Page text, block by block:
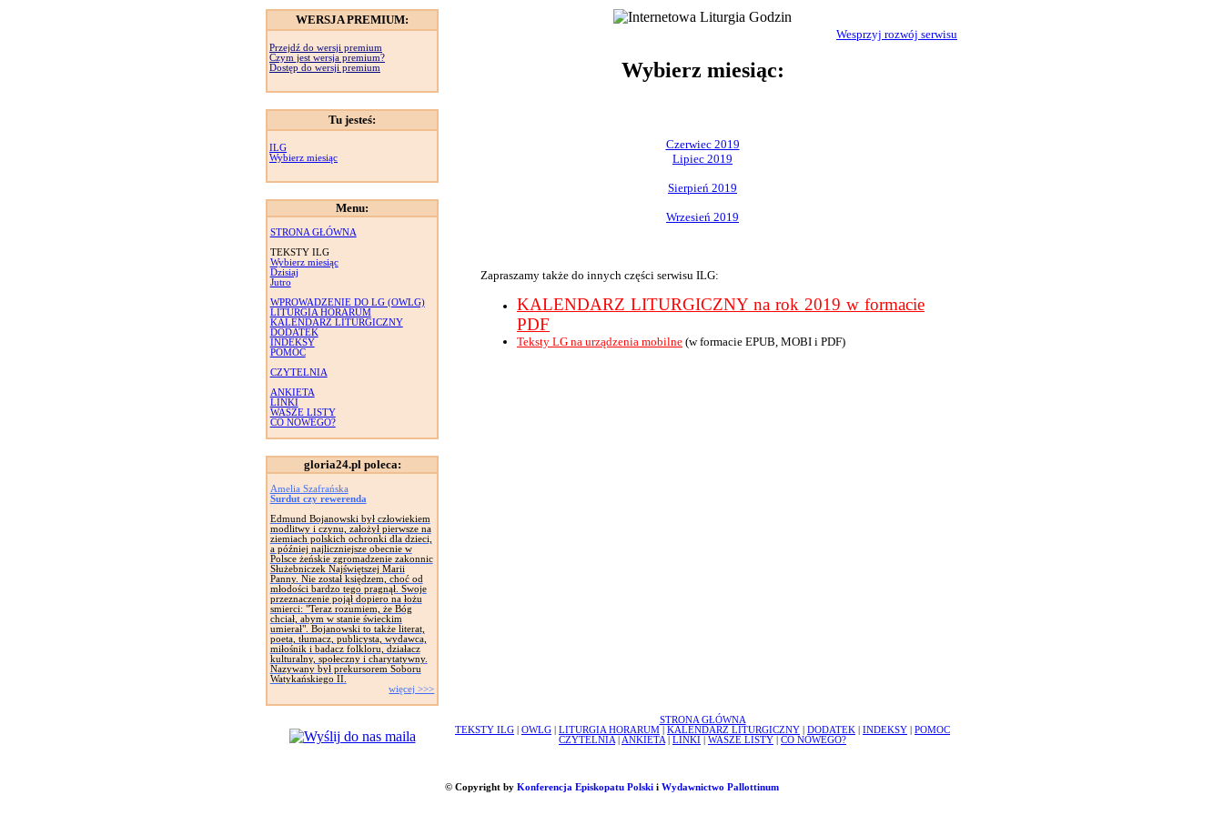
WERSJA PREMIUM:
Przejdź do wersji premium
Czym jest wersja premium?
Dostęp do wersji premium
Tu jesteś:
ILG
Wybierz miesiąc
Menu:
STRONA GŁÓWNA
TEKSTY ILG
Wybierz miesiąc
Dzisiaj
Jutro
WPROWADZENIE DO LG (OWLG)
LITURGIA HORARUM
KALENDARZ LITURGICZNY
DODATEK
INDEKSY
POMOC
CZYTELNIA
ANKIETA
LINKI
WASZE LISTY
CO NOWEGO?
gloria24.pl poleca:
Amelia Szafrańska
Surdut czy rewerenda
Edmund Bojanowski był człowiekiem
modlitwy i czynu, założył pierwsze na
ziemiach polskich ochronki dla dzieci,
a później najliczniejsze obecnie w
Polsce żeńskie zgromadzenie zakonnic
Służebniczek Najświętszej Marii
Panny. Nie został księdzem, choć od
młodości bardzo tego pragnął. Swoje
przeznaczenie pojął dopiero na łożu
smierci: "Teraz rozumiem, że Bóg
chciał, abym w stanie świeckim
umierał". Bojanowski to także literat,
poeta, tłumacz, publicysta, wydawca,
miłośnik i badacz folkloru, działacz
kulturalny, społeczny i charytatywny.
Nazywany był prekursorem Soboru
Watykańskiego II.
więcej >>>
Wesprzyj rozwój serwisu
Wybierz miesiąc:
Czerwiec 2019
Lipiec 2019
Sierpień 2019
Wrzesień 2019
Zapraszamy także do innych części serwisu ILG:
KALENDARZ LITURGICZNY na rok 2019 w formacie
PDF
Teksty LG na urządzenia mobilne (w formacie EPUB, MOBI i PDF)
STRONA GŁÓWNA
TEKSTY ILG
OWLG LITURGIA HORARUM KALENDARZ LITURGICZNY DODATEK INDEKSY
POMOC
CZYTELNIA
ANKIETA LINKI WASZE LISTY CO NOWEGO?
© Copyright by Konferencja Episkopatu Polskii Wydawnictwo Pallottinum